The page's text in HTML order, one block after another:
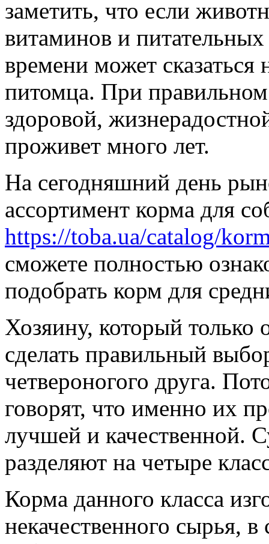
заметить, что если
витаминов и
времени может сказаться
питомца. При
здоровой,
проживет много лет.
На сегодняшний день
ассортимент корма для
https://toba.ua/catalog/
сможете полностью
подобрать корм для
Хозяину, который только
сделать правильный
четвероногого друга.
говорят, что именно их
лучшей и качественной.
разделяют на четыре
Корма данного класса
некачественного сырья, в